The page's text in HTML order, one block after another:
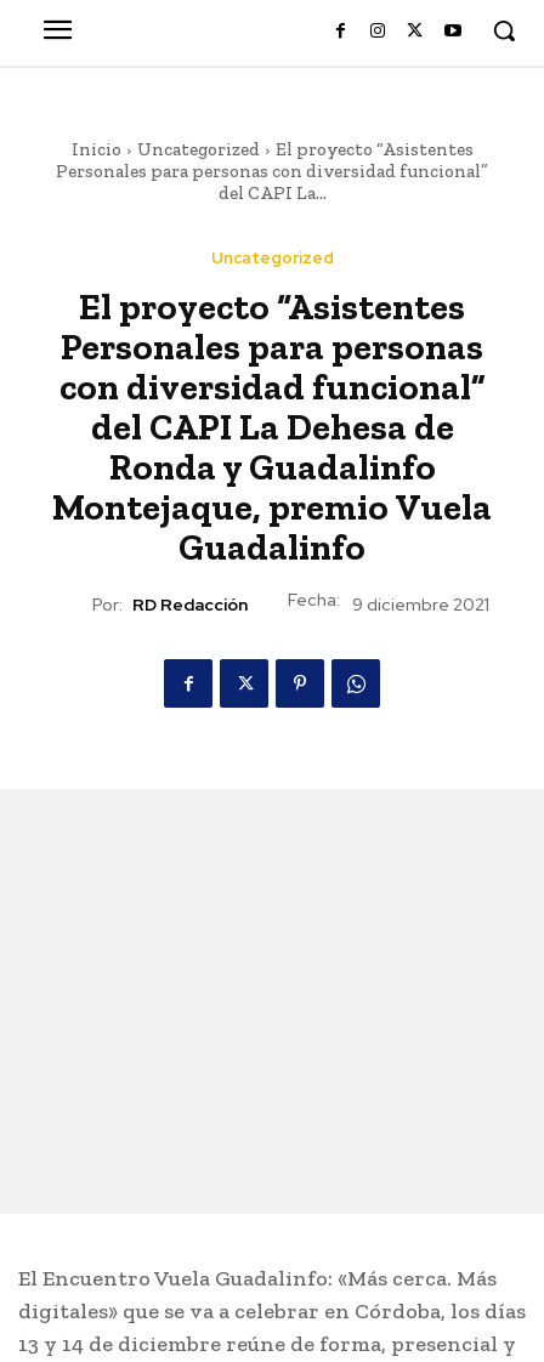
Inicio Uncategorized
El proyecto “Asistentes
Personales para personas con diversidad funcional”
del CAPI La...
Uncategorized
El proyecto “Asistentes
Personales para personas
con diversidad funcional”
del CAPI La Dehesa de
Ronda y Guadalinfo
Montejaque, premio Vuela
Guadalinfo
Por: RD Redacción Fecha: 9 diciembre 2021
El Encuentro Vuela Guadalinfo: «Más cerca. Más
digitales» que se va a celebrar en Córdoba, los días
13 y 14 de diciembre reúne de forma, presencial y